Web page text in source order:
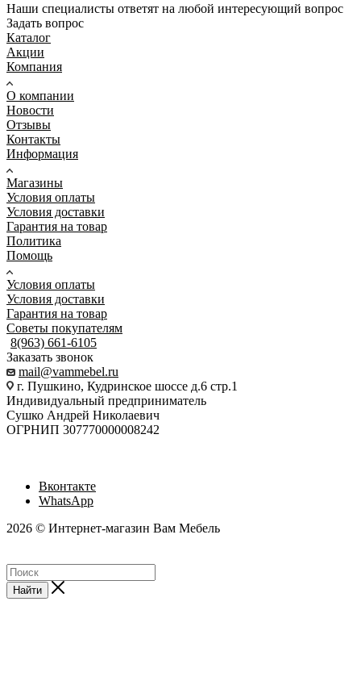
Наши специалисты ответят на любой интересующий вопрос
Задать вопрос
Каталог
Акции
Компания
О компании
Новости
Отзывы
Контакты
Информация
Магазины
Условия оплаты
Условия доставки
Гарантия на товар
Политика
Помощь
Условия оплаты
Условия доставки
Гарантия на товар
Советы покупателям
8(963) 661-6105
Заказать звонок
mail@vammebel.ru
г. Пушкино, Кудринское шоссе д.6 стр.1
Индивидуальный предприниматель
Сушко Андрей Николаевич
ОГРНИП 307770000008242
Вконтакте
WhatsApp
2026 © Интернет-магазин Вам Мебель
Найти